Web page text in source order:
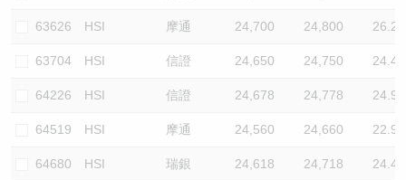
63626 HSI 摩通 24,700 24,800 26.2
63704 HSI 信證 24,650 24,750 24.4
64226 HSI 信證 24,678 24,778 24.9
64519 HSI 摩通 24,560 24,660 22.9
64680 HSI 瑞銀 24,618 24,718 24.4